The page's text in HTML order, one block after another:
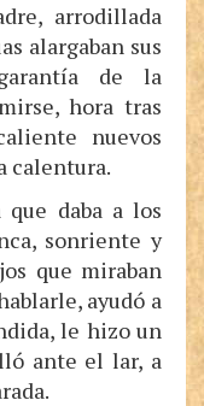
arrodillada
alargaban sus
de la
hora tras
nuevos
calentura.
daba a los
sonriente y
que miraban
ayudó a
le hizo un
ante el lar, a